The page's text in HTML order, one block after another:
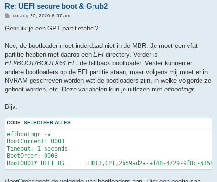
Re: UEFI secure boot & Grub2
B
r
h
do aug 20, 2020 8:57 am
Gebruik je een GPT partitietabel?
Nee, de bootloader moet inderdaad niet in de MBR. Je moet een vfat
partitie hebben met daarop een EFI directory. Verder is
EFI/BOOT/BOOTX64.EFI de fallback bootloader. Verder kunnen er
andere bootloaders op de EFI partitie staan, maar volgens mij moet er in
NVRAM geschreven worden wat de bootloaders zijn, in welke volgorde ze
geboot worden, etc. Deze variabelen kun je uitlezen met efibootmgr.
Bijv:
CODE: SELECTEER ALLES
efibootmgr -v
BootCurrent: 0003
Timeout: 1 seconds
BootOrder: 0003